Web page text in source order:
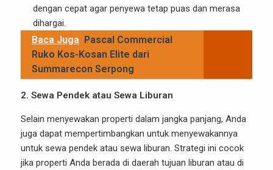
dengan cepat agar penyewa tetap puas dan merasa
dihargai.
Baca Juga Pascal Commercial
Ruko Kos-Kosan Elite dari
Summarecon Serpong
2. Sewa Pendek atau Sewa Liburan
Selain menyewakan properti dalam jangka panjang, Anda
juga dapat mempertimbangkan untuk menyewakannya
untuk sewa pendek atau sewa liburan. Strategi ini cocok
jika properti Anda berada di daerah tujuan liburan atau di